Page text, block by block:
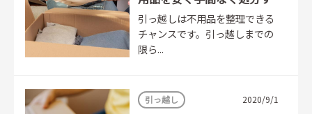
るには？
引っ越しは不用品を整理できる
チャンスです。引っ越しまでの
限ら...
引っ越し 2020/9/1